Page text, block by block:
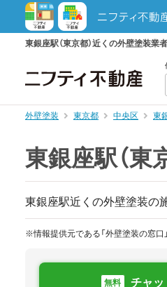
東銀座駅（東京都）近くの外壁塗装
外壁塗装 東京都 中央区 東
東銀座駅（東
東銀座駅近くの外壁塗装の
※情報提供元である「外壁塗装の窓口
無料 チャッ